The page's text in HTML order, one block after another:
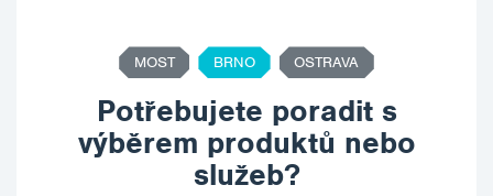
MOST BRNO OSTRAVA
Potřebujete poradit s
výběrem produktů nebo
služeb?